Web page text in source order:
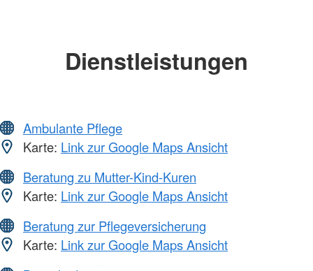
Dienstleistungen
Ambulante Pflege
Karte: Link zur Google Maps Ansicht
Beratung zu Mutter-Kind-Kuren
Karte: Link zur Google Maps Ansicht
Beratung zur Pflegeversicherung
Karte: Link zur Google Maps Ansicht